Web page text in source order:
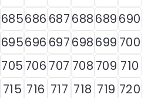
685686 687688689690
695696 697698699 700
705 706 707 708 709 710
715 716 717 718 719 720